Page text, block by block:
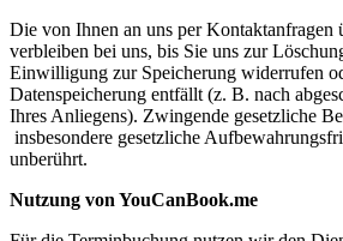
Die von Ihnen an uns per Kontaktanfragen
verbleiben bei uns, bis Sie uns zur
Einwilligung zur Speicherung widerrufen
Datenspeicherung entfällt (z. B. nach
Ihres Anliegens). Zwingende gesetzliche
insbesondere gesetzliche
unberührt.
Nutzung von YouCanBook.me